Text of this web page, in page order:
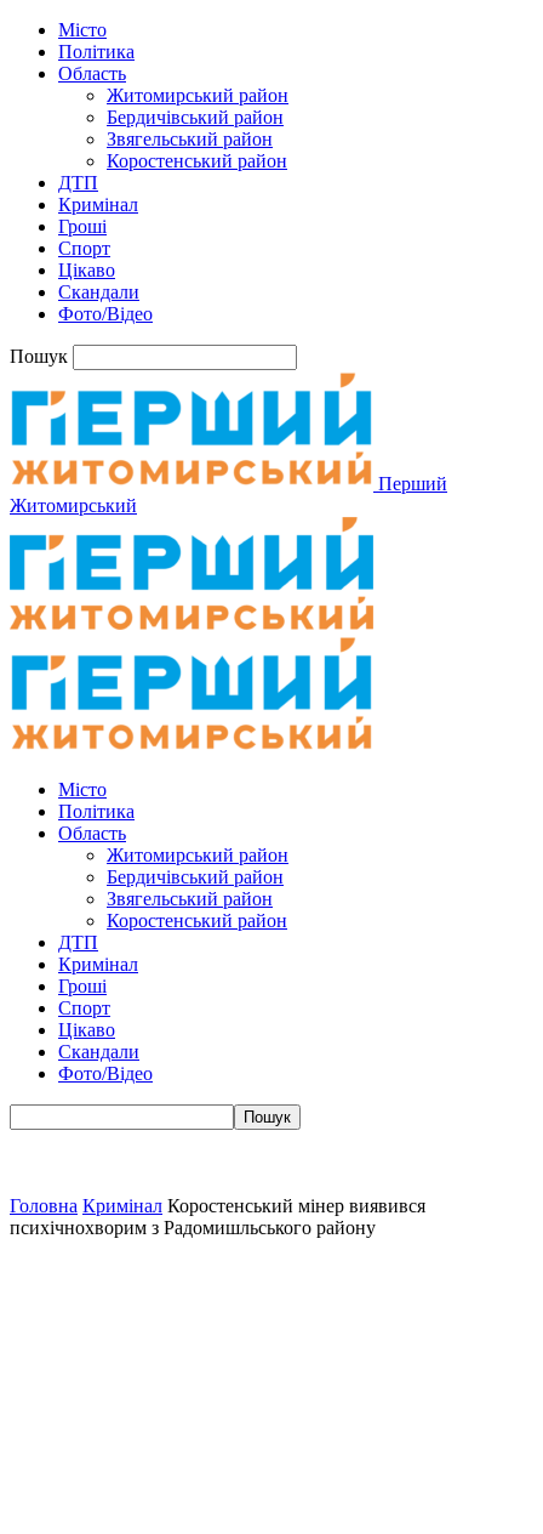
Місто
Політика
Область
Житомирський район
Бердичівський район
Звягельський район
Коростенський район
ДТП
Кримінал
Гроші
Спорт
Цікаво
Скандали
Фото/Відео
Пошук
Перший
Житомирський
Місто
Політика
Область
Житомирський район
Бердичівський район
Звягельський район
Коростенський район
ДТП
Кримінал
Гроші
Спорт
Цікаво
Скандали
Фото/Відео
Головна Кримінал Коростенський мінер виявився
психічнохворим з Радомишльського району